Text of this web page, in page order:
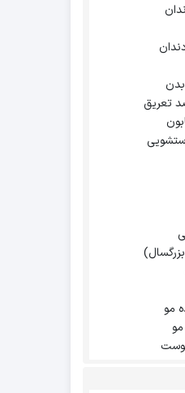
تعریق
مو